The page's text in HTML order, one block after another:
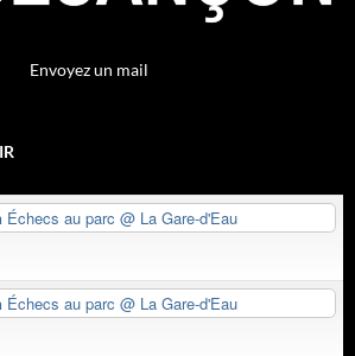
Envoyez un mail
Échecs au parc @ La Gare-d'Eau
Échecs au parc @ La Gare-d'Eau